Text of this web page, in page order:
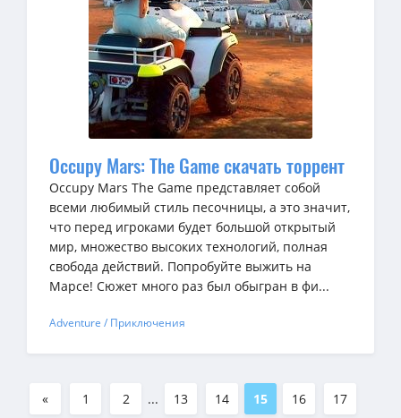
Occupy Mars: The Game скачать торрент
Occupy Mars The Game представляет собой
всеми любимый стиль песочницы, а это значит,
что перед игроками будет большой открытый
мир, множество высоких технологий, полная
свобода действий. Попробуйте выжить на
Марсе! Сюжет много раз был обыгран в фи...
Adventure / Приключения
« 1 2 ... 13 14 15 16 17